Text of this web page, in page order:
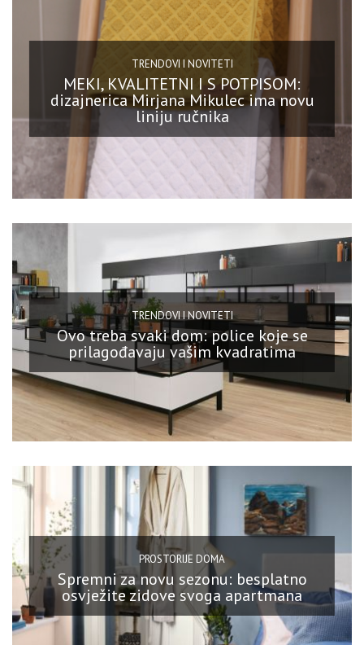
TRENDOVI I NOVITETI
MEKI, KVALITETNI I S POTPISOM:
dizajnerica Mirjana Mikulec ima novu
liniju ručnika
TRENDOVI I NOVITETI
Ovo treba svaki dom: police koje se
prilagođavaju vašim kvadratima
PROSTORIJE DOMA
Spremni za novu sezonu: besplatno
osvježite zidove svoga apartmana